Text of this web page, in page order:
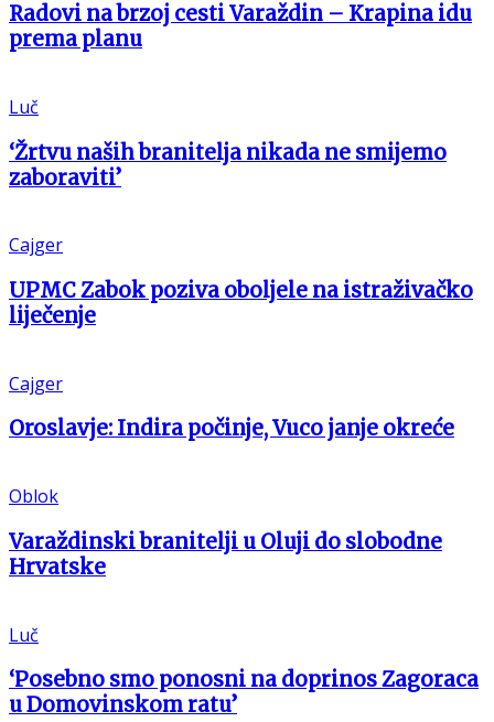
Radovi na brzoj cesti Varaždin – Krapina idu
prema planu
Luč
‘Žrtvu naših branitelja nikada ne smijemo
zaboraviti’
Cajger
UPMC Zabok poziva oboljele na istraživačko
liječenje
Cajger
Oroslavje: Indira počinje, Vuco janje okreće
Oblok
Varaždinski branitelji u Oluji do slobodne
Hrvatske
Luč
‘Posebno smo ponosni na doprinos Zagoraca
u Domovinskom ratu’